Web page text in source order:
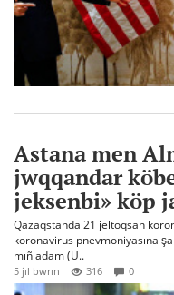
Astana men
jwqqandar
jeksenbi» köp
Qazaqstanda 21 jeltoqsan
koronavirus pnevmoniyasına
mıñ adam (U..
5 jıl bwrın 316 0